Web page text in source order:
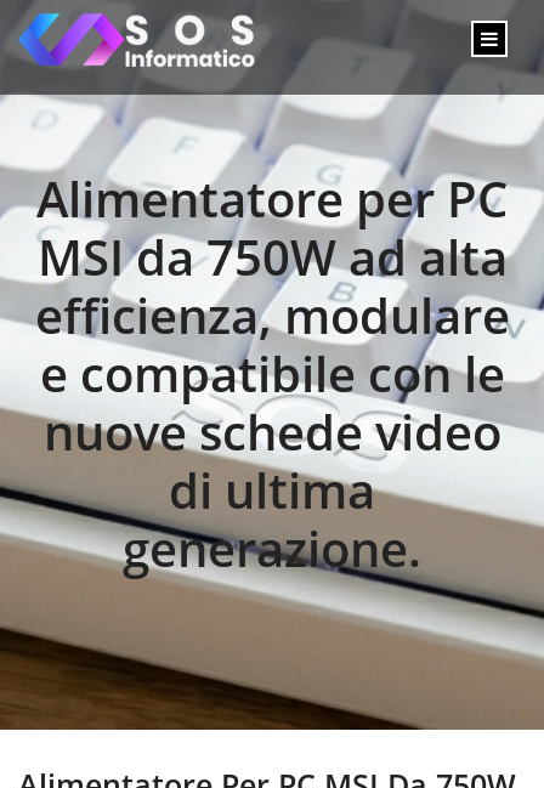
Alimentatore per PC
MSI da 750W ad alta
efficienza, modulare
e compatibile con le
nuove schede video
di ultima
generazione.